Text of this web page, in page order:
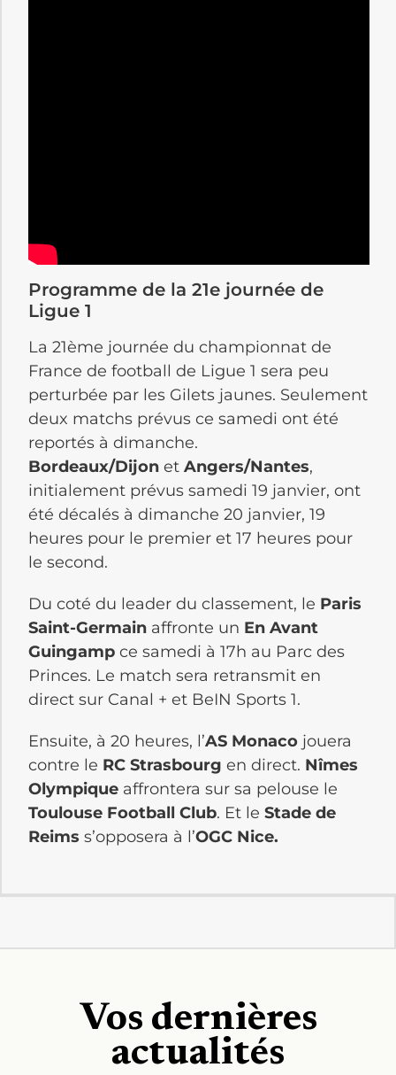
Programme de la 21e journée de
Ligue 1
La 21ème journée du championnat de
France de football de Ligue 1 sera peu
perturbée par les Gilets jaunes. Seulement
deux matchs prévus ce samedi ont été
reportés à dimanche.
Bordeaux/Dijon et Angers/Nantes,
initialement prévus samedi 19 janvier, ont
été décalés à dimanche 20 janvier, 19
heures pour le premier et 17 heures pour
le second.
Du coté du leader du classement, le Paris
Saint-Germain affronte un En Avant
Guingamp ce samedi à 17h au Parc des
Princes. Le match sera retransmit en
direct sur Canal + et BeIN Sports 1.
Ensuite, à 20 heures, l’AS Monaco jouera
contre le RC Strasbourg en direct. Nîmes
Olympique affrontera sur sa pelouse le
Toulouse Football Club. Et le Stade de
Reims s’opposera à l’OGC Nice.
Vos dernières
actualités